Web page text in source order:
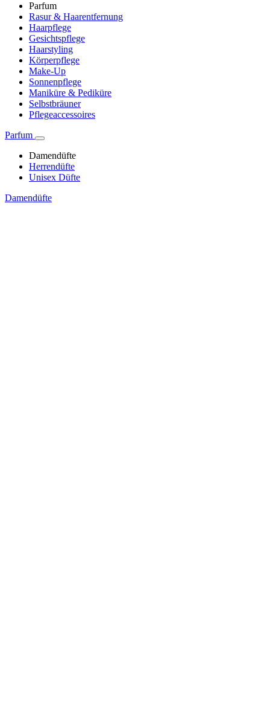
Parfum
Rasur & Haarentfernung
Haarpflege
Gesichtspflege
Haarstyling
Körperpflege
Make-Up
Sonnenpflege
Maniküre & Pediküre
Selbstbräuner
Pflegeaccessoires
Parfum
Damendüfte
Herrendüfte
Unisex Düfte
Damendüfte